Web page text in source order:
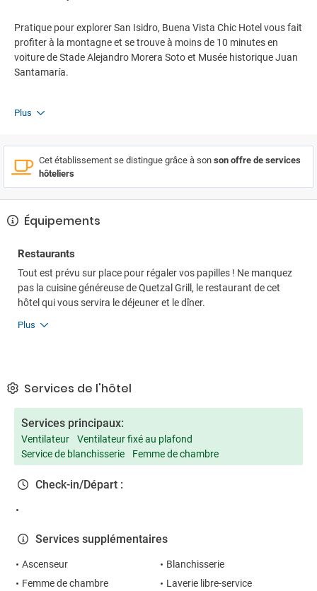
Pratique pour explorer San Isidro, Buena Vista Chic Hotel vous fait
profiter à la montagne et se trouve à moins de 10 minutes en
voiture de Stade Alejandro Morera Soto et Musée historique Juan
Santamaría.
Plus
Cet établissement se distingue grâce à son son offre de services
hôteliers
Équipements
Restaurants
Tout est prévu sur place pour régaler vos papilles ! Ne manquez
pas la cuisine généreuse de Quetzal Grill, le restaurant de cet
hôtel qui vous servira le déjeuner et le dîner.
Plus
Services de l'hôtel
Services principaux:
Ventilateur
Ventilateur fixé au plafond
Service de blanchisserie
Femme de chambre
Check-in/Départ :
Services supplémentaires
Ascenseur
Blanchisserie
Femme de chambre
Laverie libre-service